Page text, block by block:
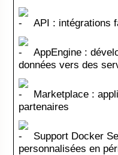
API : intégrations
AppEngine :
données vers des
Marketplace :
partenaires
Support Docker
personnalisées en